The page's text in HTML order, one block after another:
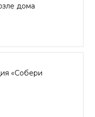
дома
«Собери